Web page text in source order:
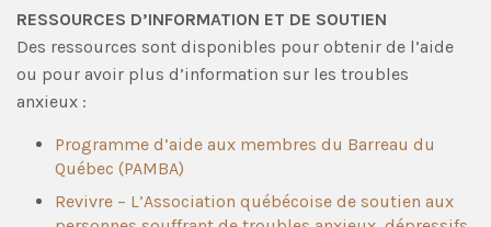
RESSOURCES D’INFORMATION ET DE SOUTIEN
Des ressources sont disponibles pour obtenir de l’aide
ou pour avoir plus d’information sur les troubles
anxieux :
Programme d’aide aux membres du Barreau du
Québec (PAMBA)
Revivre – L’Association québécoise de soutien aux